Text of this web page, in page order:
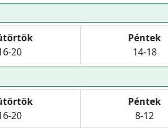
20
Péntek
14-18
20
Péntek
8-12